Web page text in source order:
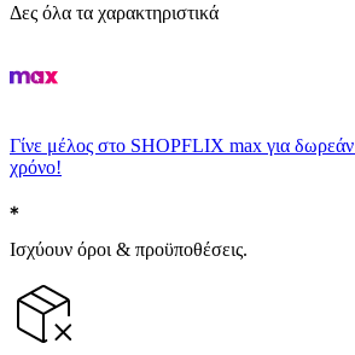
Δες όλα τα χαρακτηριστικά
Γίνε μέλος στο SHOPFLIX max για δωρεάν
χρόνο!
Ισχύουν όροι & προϋποθέσεις.